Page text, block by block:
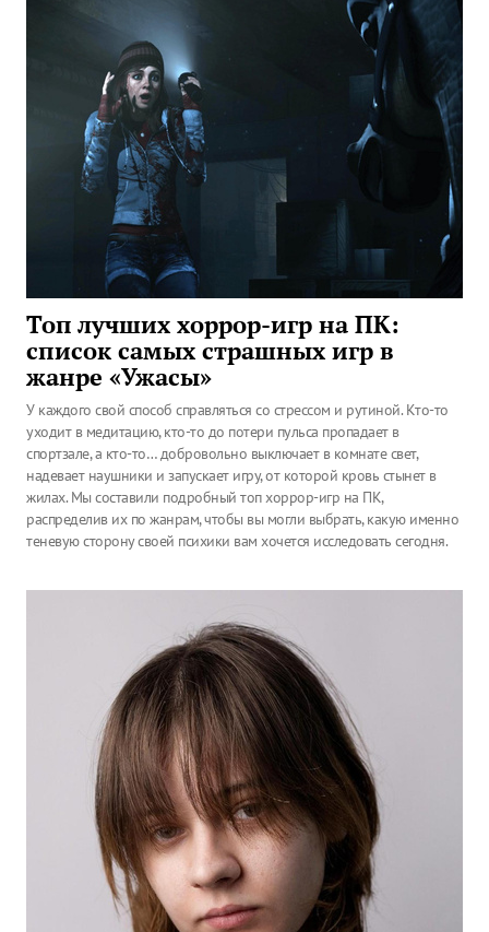
Топ лучших хоррор-игр на ПК:
список самых страшных игр в
жанре «Ужасы»
У каждого свой способ справляться со стрессом и рутиной. Кто-то
уходит в медитацию, кто-то до потери пульса пропадает в
спортзале, а кто-то… добровольно выключает в комнате свет,
надевает наушники и запускает игру, от которой кровь стынет в
жилах. Мы составили подробный топ хоррор-игр на ПК,
распределив их по жанрам, чтобы вы могли выбрать, какую именно
теневую сторону своей психики вам хочется исследовать сегодня.